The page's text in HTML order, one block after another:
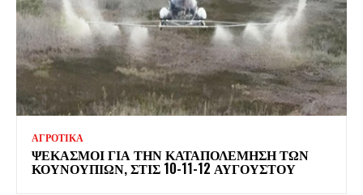
ΑΓΡΟΤΙΚΑ
ΨΕΚΑΣΜΟΊ ΓΙΑ ΤΗΝ ΚΑΤΑΠΟΛΈΜΗΣΗ ΤΩΝ
ΚΟΥΝΟΥΠΙΏΝ, ΣΤΙΣ 10-11-12 ΑΥΓΟΎΣΤΟΥ